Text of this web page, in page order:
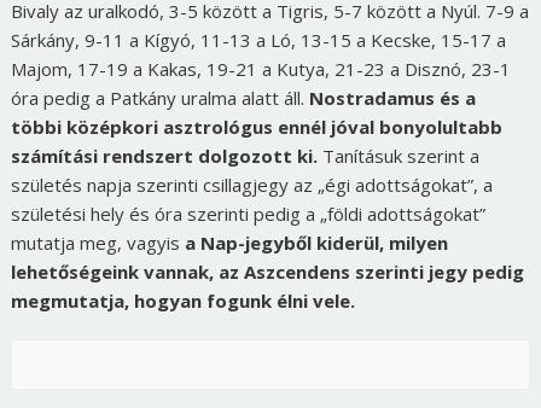
Bivaly az uralkodó, 3-5 között a Tigris, 5-7 között a Nyúl. 7-9 a
Sárkány, 9-11 a Kígyó, 11-13 a Ló, 13-15 a Kecske, 15-17 a
Majom, 17-19 a Kakas, 19-21 a Kutya, 21-23 a Disznó, 23-1
óra pedig a Patkány uralma alatt áll. Nostradamus és a
többi középkori asztrológus ennél jóval bonyolultabb
számítási rendszert dolgozott ki.Tanításuk szerint a
születés napja szerinti csillagjegy az „égi adottságokat”, a
születési hely és óra szerinti pedig a „földi adottságokat”
mutatja meg, vagyis a Nap-jegyből kiderül, milyen
lehetőségeink vannak, az Aszcendens szerinti jegy pedig
megmutatja, hogyan fogunk élni vele.